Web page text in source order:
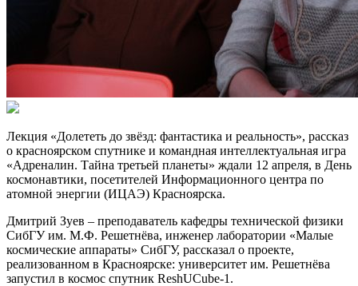
Лекция «Долететь до звёзд: фантастика и реальность», рассказ
о красноярском спутнике и командная интеллектуальная игра
«Адреналин. Тайна третьей планеты» ждали 12 апреля, в День
космонавтики, посетителей Информационного центра по
атомной энергии (ИЦАЭ) Красноярска.
Дмитрий Зуев – преподаватель кафедры технической физики
СибГУ им. М.Ф. Решетнёва, инженер лаборатории «Малые
космические аппараты» СибГУ, рассказал о проекте,
реализованном в Красноярске: университет им. Решетнёва
запустил в космос спутник ReshUCube-1.